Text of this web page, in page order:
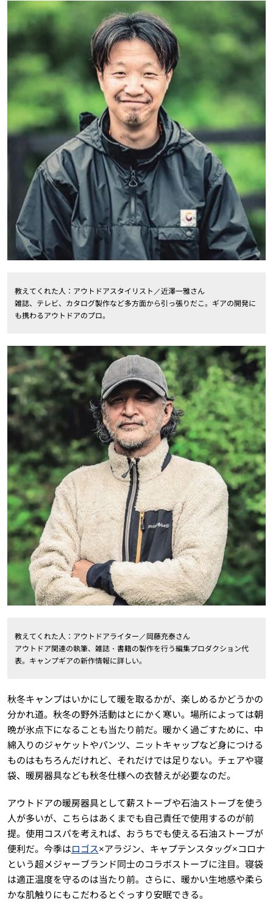
教えてくれた人：アウトドアスタイリスト／近澤一雅さん
雑誌、テレビ、カタログ製作など多方面から引っ張りだこ。ギアの開発に
も携わるアウトドアのプロ。
教えてくれた人：アウトドアライター／岡藤充泰さん
アウトドア関連の執筆、雑誌・書籍の製作を行う編集プロダクション代
表。キャンプギアの新作情報に詳しい。
秋冬キャンプはいかにして暖を取るかが、楽しめるかどうかの
分かれ道。秋冬の野外活動はとにかく寒い。場所によっては朝
晩が氷点下になることも当たり前だ。暖かく過ごすために、中
綿入りのジャケットやパンツ、ニットキャップなど身につける
ものはもちろんだけれど、それだけでは足りない。チェアや寝
袋、暖房器具なども秋冬仕様への衣替えが必要なのだ。
アウトドアの暖房器具として薪ストーブや石油ストーブを使う
人が多いが、こちらはあくまでも自己責任で使用するのが前
提。使用コスパを考えれば、おうちでも使える石油ストーブが
便利だ。今季はロゴス×アラジン、キャプテンスタッグ×コロナ
という超メジャーブランド同士のコラボストーブに注目。寝袋
は適正温度を守るのは当たり前。さらに、暖かい生地感や柔ら
かな肌触りにもこだわるとぐっすり安眠できる。